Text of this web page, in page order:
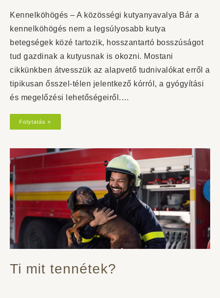
Kennelköhögés – A közösségi kutyanyavalya Bár a
kennelköhögés nem a legsúlyosabb kutya
betegségek közé tartozik, hosszantartó bosszúságot
tud gazdinak a kutyusnak is okozni. Mostani
cikkünkben átvesszük az alapvető tudnivalókat erről a
tipikusan ősszel-télen jelentkező kórról, a gyógyítási
és megelőzési lehetőségeiről.…
Folytatás »
Ti mit tennétek?